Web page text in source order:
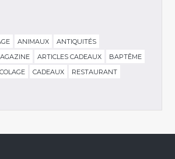
ANIMAUX
ANTIQUITÉS
ARTICLES CADEAUX
BAPTÊME
CADEAUX
RESTAURANT